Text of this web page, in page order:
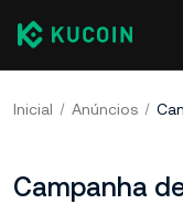
Inicial Anúncios
Campanha